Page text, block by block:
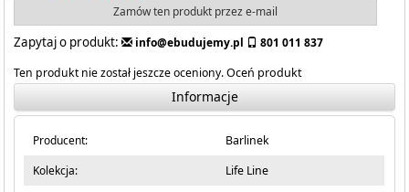
Zamów ten produkt przez e-mail
Zapytaj o produkt: info@ebudujemy.pl
801 011 837
Ten produkt nie został jeszcze oceniony.Oceń produkt
Informacje
Producent:
Barlinek
Kolekcja:
Life Line